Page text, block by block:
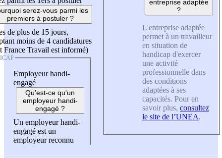
serez-vous parmi les
premiers à postuler ?
de plus de 15 jours,
moins de 4 candidatures
France Travail est informé)
Employeur handi-
engagé
Qu'est-ce qu'un
employeur handi-
engagé ?
Un employeur handi-
engagé est un
employeur reconnu
entreprise adaptée
?
L'entreprise adaptée
permet à un travailleur
en situation de
handicap d'exercer
une activité
professionnelle dans
des conditions
adaptées à ses
capacités. Pour en
savoir plus, consultez
le site de l’UNEA.